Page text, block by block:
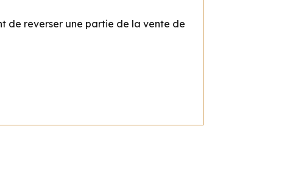
de reverser une partie de la vente de